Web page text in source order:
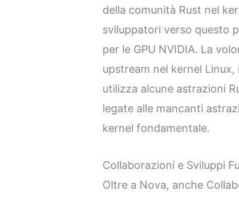
della comunità Rust nel
sviluppatori verso questo
per le GPU NVIDIA. La
upstream nel kernel
utilizza alcune astrazioni
legate alle mancanti
kernel fondamentale.
Collaborazioni e Sviluppi
Oltre a Nova, anche